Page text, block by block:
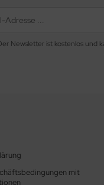
Newsletter ist kostenlos und
mit